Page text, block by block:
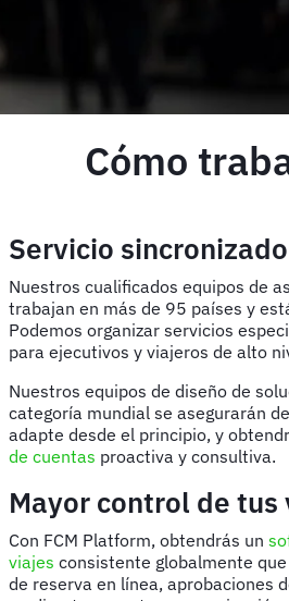
Cómo
Servicio sincronizado
Nuestros cualificados equipos de
trabajan en más de 95 países y
Podemos organizar servicios
para ejecutivos y viajeros de alto
Nuestros equipos de diseño de
categoría mundial se asegurarán
adapte desde el principio, y
de cuentas proactiva y consultiva.
Mayor control de tus
Con FCM Platform, obtendrás un
viajes consistente globalmente
de reserva en línea, aprobaciones